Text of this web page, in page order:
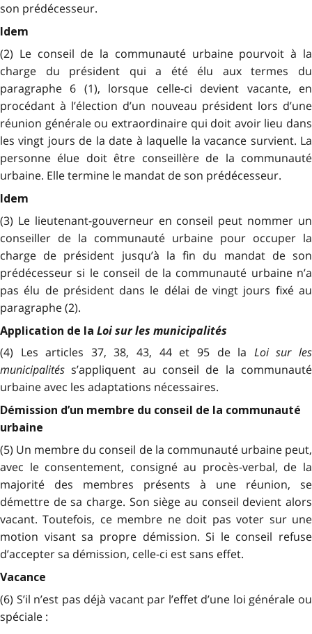
son prédécesseur.
Idem
(2) Le conseil de la communauté urbaine pourvoit à la
charge du président qui a été élu aux termes du
paragraphe 6 (1), lorsque celle-ci devient vacante, en
procédant à l’élection d’un nouveau président lors d’une
réunion générale ou extraordinaire qui doit avoir lieu dans
les vingt jours de la date à laquelle la vacance survient. La
personne élue doit être conseillère de la communauté
urbaine. Elle termine le mandat de son prédécesseur.
Idem
(3) Le lieutenant-gouverneur en conseil peut nommer un
conseiller de la communauté urbaine pour occuper la
charge de président jusqu’à la fin du mandat de son
prédécesseur si le conseil de la communauté urbaine n’a
pas élu de président dans le délai de vingt jours fixé au
paragraphe (2).
Application de la Loi sur les municipalités
(4) Les articles 37, 38, 43, 44 et 95 de la Loi sur les
municipalités s’appliquent au conseil de la communauté
urbaine avec les adaptations nécessaires.
Démission d’un membre du conseil de la communauté
urbaine
(5) Un membre du conseil de la communauté urbaine peut,
avec le consentement, consigné au procès-verbal, de la
majorité des membres présents à une réunion, se
démettre de sa charge. Son siège au conseil devient alors
vacant. Toutefois, ce membre ne doit pas voter sur une
motion visant sa propre démission. Si le conseil refuse
d’accepter sa démission, celle-ci est sans effet.
Vacance
(6) S’il n’est pas déjà vacant par l’effet d’une loi générale ou
spéciale :